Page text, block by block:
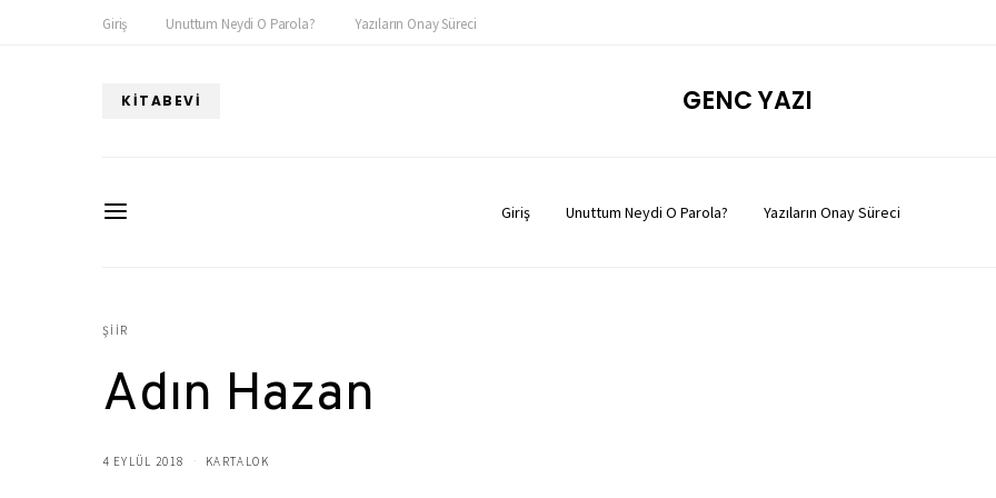
Giriş Unuttum Neydi O Parola? Yazıların Onay Süreci
KITABEVI GENC YAZI
Giriş Unuttum Neydi O Parola? Yazıların Onay Süreci
ŞIIR
Adın Hazan
4 EYLÜL 2018 KARTALOK